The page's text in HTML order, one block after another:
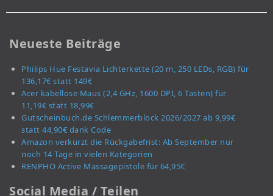
Neueste Beiträge
Philips Hue Festavia Lichterkette (20 m, 250 LEDs, RGB) für
136,17€ statt 149€
Acer kabellose Maus (2,4 GHz, 1600 DPI, 6 Tasten) für
11,19€ statt 18,99€
Gutscheinbuch.de Schlemmerblock 2026/2027 ab 9,99€
statt 44,90€ dank Code
Amazon verkürzt die Rückgabefrist: Ab September nur
noch 14 Tage in vielen Kategorien
RENPHO Active Massagepistole für 64,95€
Social Media / Teilen